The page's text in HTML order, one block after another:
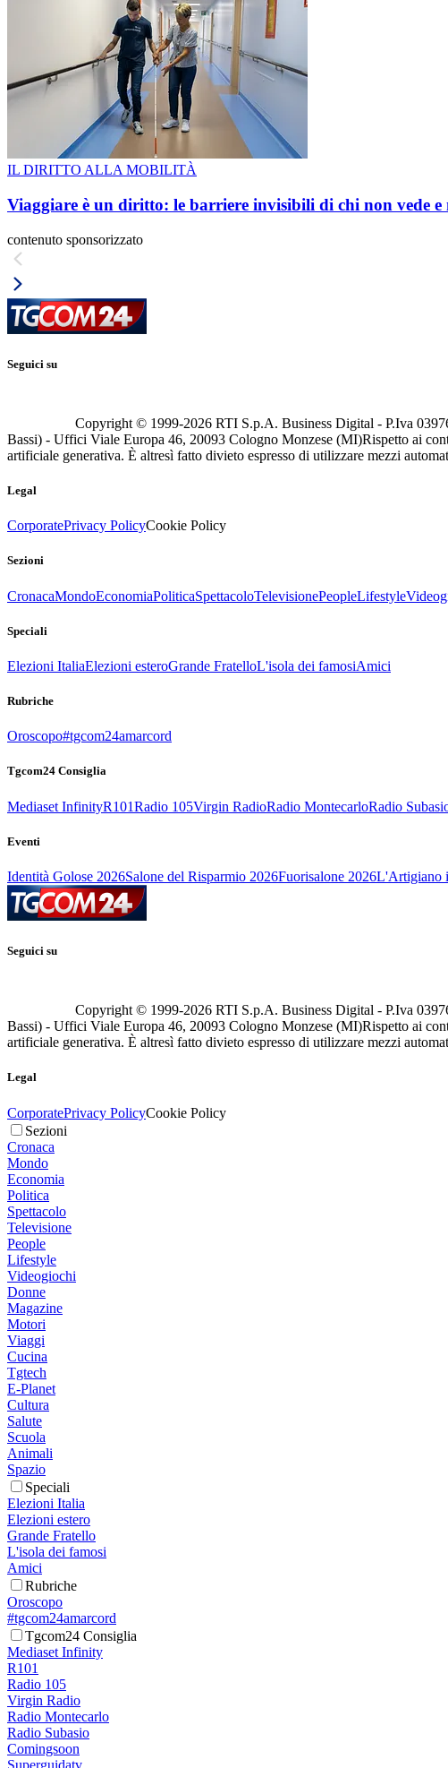
IL DIRITTO ALLA MOBILITÀ
Viaggiare è un diritto: le barriere invisibili di chi non vede e
contenuto sponsorizzato
Seguici su
Copyright © 1999-2026 RTI S.p.A. Business Digital - P.Iva
Bassi) - Uffici Viale Europa 46, 20093 Cologno Monzese (MI)Rispetto ai
artificiale generativa. È altresì fatto divieto espresso di utilizzare mezzi
Legal
CorporatePrivacy PolicyCookie Policy
Sezioni
CronacaMondoEconomiaPoliticaSpettacoloTelevisionePeopleLifestyle
Speciali
Elezioni ItaliaElezioni esteroGrande FratelloL'isola dei famosiAmici
Rubriche
Oroscopo#tgcom24amarcord
Tgcom24 Consiglia
Mediaset InfinityR101Radio 105Virgin RadioRadio MontecarloRadio
Eventi
Identità Golose 2026Salone del Risparmio 2026Fuorisalone 2026L'Artigiano
Seguici su
Copyright © 1999-2026 RTI S.p.A. Business Digital - P.Iva
Bassi) - Uffici Viale Europa 46, 20093 Cologno Monzese (MI)Rispetto ai
artificiale generativa. È altresì fatto divieto espresso di utilizzare mezzi
Legal
CorporatePrivacy PolicyCookie Policy
Sezioni
Cronaca
Mondo
Economia
Politica
Spettacolo
Televisione
People
Lifestyle
Videogiochi
Donne
Magazine
Motori
Viaggi
Cucina
Tgtech
E-Planet
Cultura
Salute
Scuola
Animali
Spazio
Speciali
Elezioni Italia
Elezioni estero
Grande Fratello
L'isola dei famosi
Amici
Rubriche
Oroscopo
#tgcom24amarcord
Tgcom24 Consiglia
Mediaset Infinity
R101
Radio 105
Virgin Radio
Radio Montecarlo
Radio Subasio
Comingsoon
Superguidatv